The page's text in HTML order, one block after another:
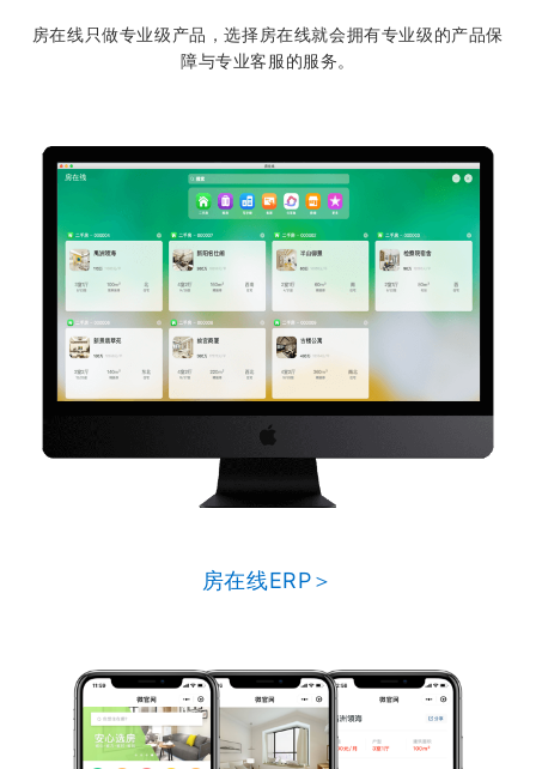
房在线只做专业级产品，选择房在线就会拥有专业级的产品保
障与专业客服的服务。
房在线ERP＞